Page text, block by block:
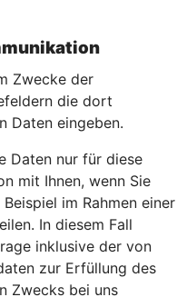
Zwecke der
die dort
Daten eingeben.
Daten nur für diese
mit Ihnen, wenn Sie
im Rahmen einer
In diesem Fall
inklusive der von
zur Erfüllung des
Zwecks bei uns